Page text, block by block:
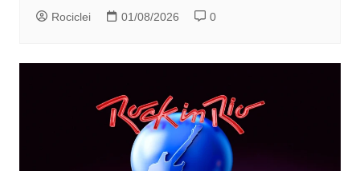
Rociclei 01/08/2026 0